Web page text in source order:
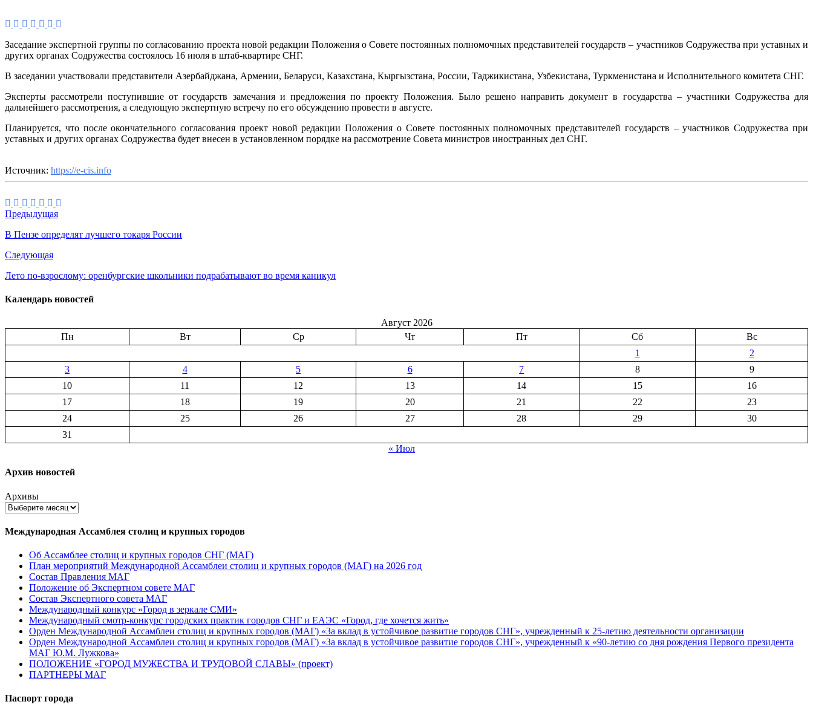
новую
редакцию
о
постпредов
Заседание экспертной группы по согласованию проекта новой редакции Положения о Совете постоянных полномочных представителей государств – участников Содружества при уставных и
других органах Содружества состоялось 16 июля в штаб-квартире СНГ.
В заседании участвовали представители Азербайджана, Армении, Беларуси, Казахстана, Кыргызстана, России, Таджикистана, Узбекистана, Туркменистана и Исполнительного комитета СНГ.
Эксперты рассмотрели поступившие от государств замечания и предложения по проекту Положения. Было решено направить документ в государства – участники Содружества для
дальнейшего рассмотрения, а следующую экспертную встречу по его обсуждению провести в августе.
Планируется, что после окончательного согласования проект новой редакции Положения о Совете постоянных полномочных представителей государств – участников Содружества при
уставных и других органах Содружества будет внесен в установленном порядке на рассмотрение Совета министров иностранных дел СНГ.
Источник: https://e-cis.info
Предыдущая
В Пензе определят лучшего токаря России
Следующая
Лето по-взрослому: оренбургские школьники подрабатывают во время каникул
Календарь новостей
Август 2026
Пн
Вт Ср Чт Пт Сб
Вс
1
2
3
4 5 6 7 8
9
10
11 12 13 14 15
16
17
18 19 20 21 22
23
24
25 26 27 28 29
30
31
« Июл
Архив новостей
Архивы
Международная Ассамблея столиц и крупных городов
Об Ассамблее столиц и крупных городов СНГ (МАГ)
План мероприятий Международной Ассамблеи столиц и крупных городов (МАГ) на 2026 год
Состав Правления МАГ
Положение об Экспертном совете МАГ
Состав Экспертного совета МАГ
Международный конкурс «Город в зеркале СМИ»
Международный смотр-конкурс городских практик городов СНГ и ЕАЭС «Город, где хочется жить»
Орден Международной Ассамблеи столиц и крупных городов (МАГ) «За вклад в устойчивое развитие городов СНГ», учрежденный к 25-летию деятельности организации
Орден Международной Ассамблеи столиц и крупных городов (МАГ) «За вклад в устойчивое развитие городов СНГ», учрежденный к «90-летию со дня рождения Первого президента
МАГ Ю.М. Лужкова»
ПОЛОЖЕНИЕ «ГОРОД МУЖЕСТВА И ТРУДОВОЙ СЛАВЫ» (проект)
ПАРТНЕРЫ МАГ
Паспорт города